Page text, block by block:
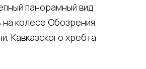
панорамный вид
колесе Обозрения
Кавказского хребта